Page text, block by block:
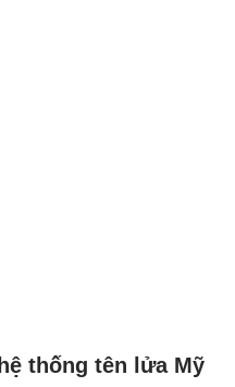
thống tên lửa Mỹ